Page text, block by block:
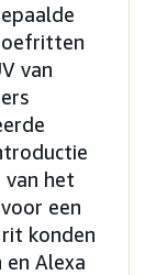
van
het
een
konden
Alexa